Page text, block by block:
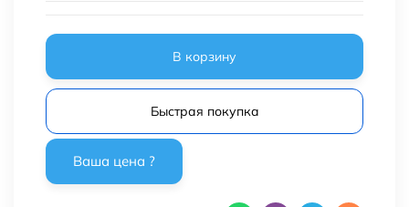
В корзину
Быстрая покупка